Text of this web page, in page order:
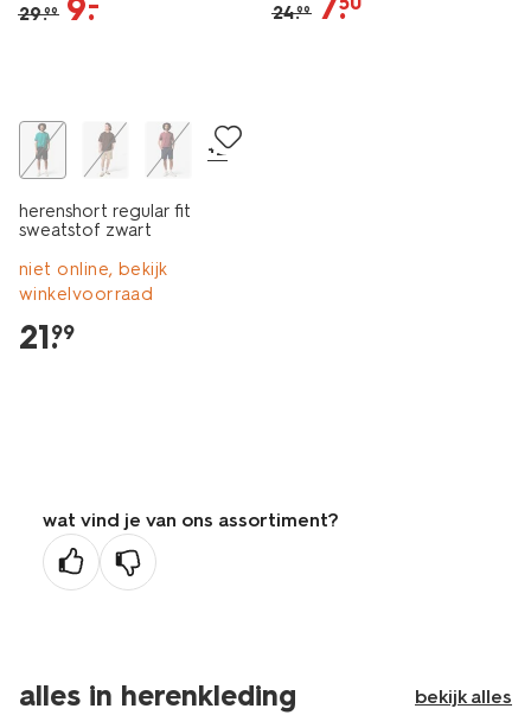
29.99 9. 24.99
+2
herenshort regular fit
sweatstof zwart
niet online, bekijk
winkelvoorraad
21.
99
wat vind je van ons assortiment?
alles in herenkleding bekijk alles